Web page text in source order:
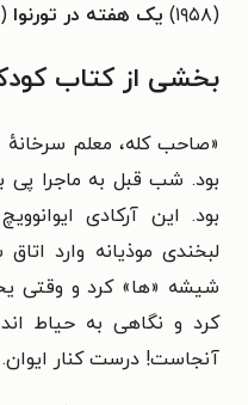
(۱۹۵۸) یک هفته در تورنوا
بخشی از کتاب
«صاحب کله، معلم سرخانهٔ
بود. شب قبل به ماجرا پی
بود. این آرکادی
لبخندی موذیانه وارد
شیشه «ها» کرد و وقتی
کرد و نگاهی به حیاط
آنجاست! درست کنار